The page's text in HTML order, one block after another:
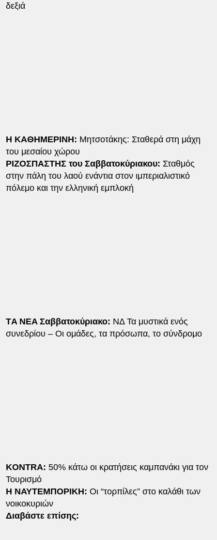
δεξιά
Η ΚΑΘΗΜΕΡΙΝΗ: Μητσοτάκης: Σταθερά στη μάχη
του μεσαίου χώρου
ΡΙΖΟΣΠΑΣΤΗΣ του Σαββατοκύριακου: Σταθμός
στην πάλη του λαού ενάντια στον ιμπεριαλιστικό
πόλεμο και την ελληνική εμπλοκή
ΤA NEA Σαββατοκύριακο: ΝΔ Τα μυστικά ενός
συνεδρίου – Οι ομάδες, τα πρόσωπα, το σύνδρομο
ΚONTRA: 50% κάτω οι κρατήσεις καμπανάκι για τον
Τουρισμό
Η ΝΑΥΤΕΜΠΟΡΙΚΗ: Οι “τορπίλες” στο καλάθι των
νοικοκυριών
Διαβάστε επίσης: